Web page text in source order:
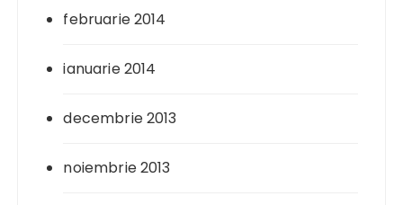
februarie 2014
ianuarie 2014
decembrie 2013
noiembrie 2013